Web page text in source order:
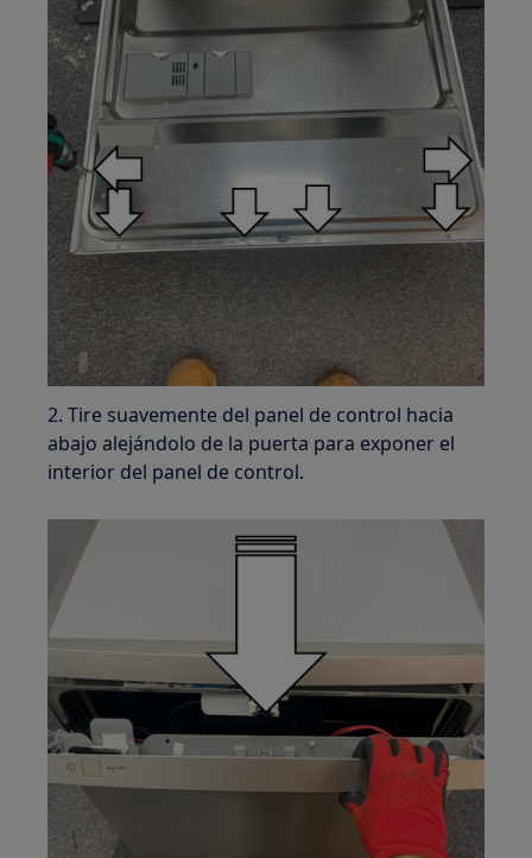
2. Tire suavemente del panel de control hacia
abajo alejándolo de la puerta para exponer el
interior del panel de control.